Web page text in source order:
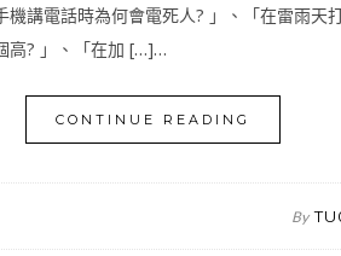
講電話時為何會電死人? 」、「在雷雨天
高? 」、「在加 […]…
CONTINUE READING
By